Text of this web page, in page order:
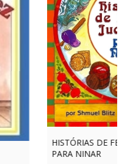
HISTÓRIAS DE
PARA NINAR